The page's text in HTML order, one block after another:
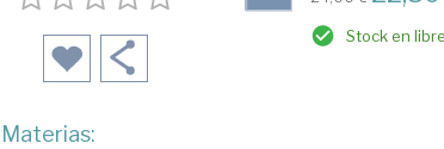
Stock en
Materias: